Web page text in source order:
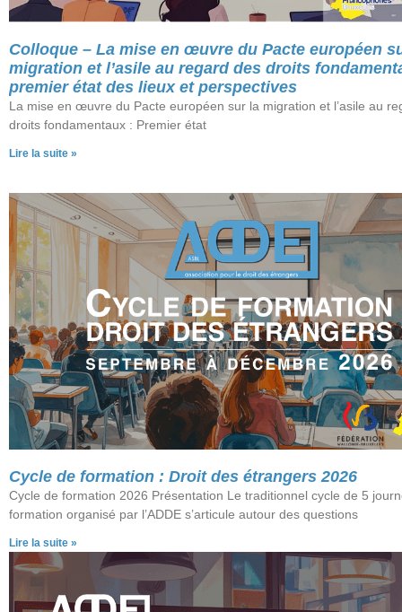
Colloque – La mise en œuvre du Pacte européen
migration et l’asile au regard des droits
premier état des lieux et perspectives
La mise en œuvre du Pacte européen sur la migration et l’asile au
droits fondamentaux : Premier état
Lire la suite »
Cycle de formation : Droit des étrangers 2026
Cycle de formation 2026 Présentation Le traditionnel cycle de 5
formation organisé par l’ADDE s’articule autour des questions
Lire la suite »